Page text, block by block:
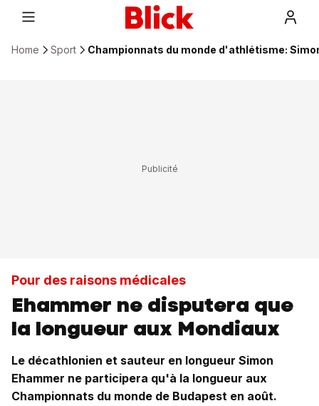
Home Sport Championnats du monde d'athlétisme:
Pour des raisons médicales
Ehammer ne disputera que
la longueur aux Mondiaux
Le décathlonien et sauteur en longueur Simon
Ehammer ne participera qu'à la longueur aux
Championnats du monde de Budapest en août.